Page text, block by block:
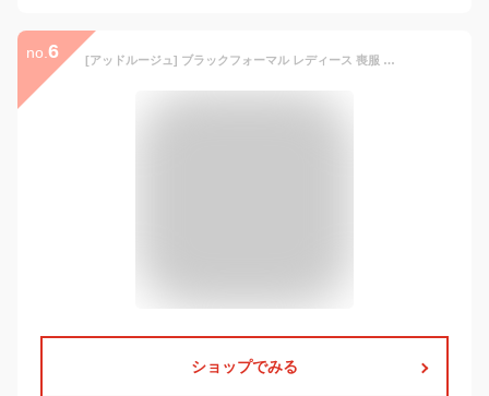
no. 6 [アッドルージュ] ブラックフォーマル レディース 喪服 前開き ワンピース ボウタイ 春 夏 秋 30代 40代 50代 60代 洗える 大きいサイズ 【m5380】 ロング丈 13号ABR
ショップでみる